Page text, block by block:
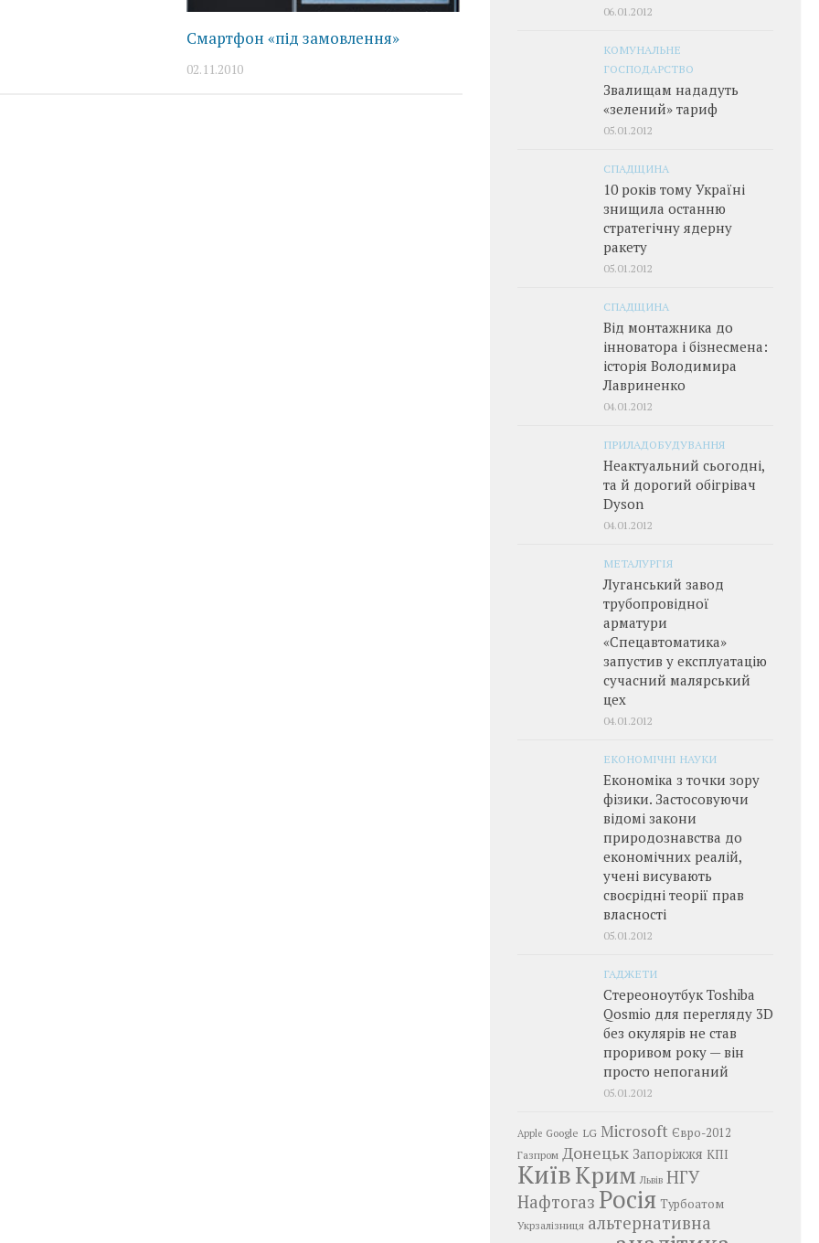
Смартфон «під замовлення»
02.11.2010
06.01.2012
КОМУНАЛЬНЕ
ГОСПОДАРСТВО
Звалищам нададуть
«зелений» тариф
05.01.2012
СПАДЩИНА
10 років тому Україні
знищила останню
стратегічну ядерну
ракету
05.01.2012
СПАДЩИНА
Від монтажника до
інноватора і бізнесмена:
історія Володимира
Лавриненко
04.01.2012
ПРИЛАДОБУДУВАННЯ
Неактуальний сьогодні,
та й дорогий обігрівач
Dyson
04.01.2012
МЕТАЛУРГІЯ
Луганський завод
трубопровідної
арматури
«Спецавтоматика»
запустив у експлуатацію
сучасний малярський
цех
04.01.2012
ЕКОНОМІЧНІ НАУКИ
Економіка з точки зору
фізики. Застосовуючи
відомі закони
природознавства до
економічних реалій,
учені висувають
своєрідні теорії прав
власності
05.01.2012
ГАДЖЕТИ
Стереоноутбук Toshiba
Qosmio для перегляду 3D
без окулярів не став
проривом року — він
просто непоганий
05.01.2012
Apple Google LG Microsoft Євро-2012
Газпром Донецьк Запоріжжя КПІ
КиївКрим Львів НГУ
Нафтогаз Росія Турбоатом
Укрзалізниця альтернативна